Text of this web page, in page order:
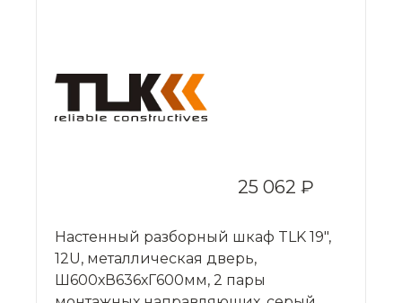
25 062 ₽
Настенный разборный шкаф TLK 19",
12U, металлическая дверь,
Ш600хВ636хГ600мм, 2 пары